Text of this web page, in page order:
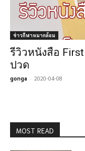
ข่าวกีฬาหมากล้อม
รีวิวหนังสือ First
ปวด
gonga - 2020-04-08
MOST READ